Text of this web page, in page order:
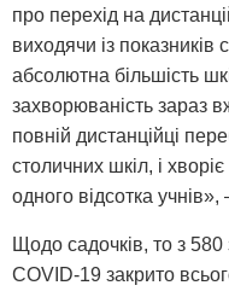
про перехід на
виходячи із показників
абсолютна більшість
захворюваність зараз
повній дистанційці
столичних шкіл, і
одного відсотка
Щодо садочків, то з 580
COVID-19 закрито